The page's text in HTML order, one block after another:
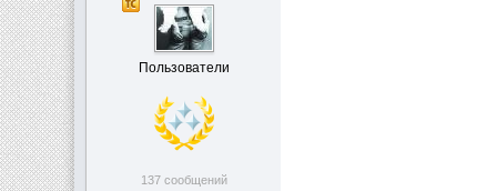
Пользователи
137 сообщений